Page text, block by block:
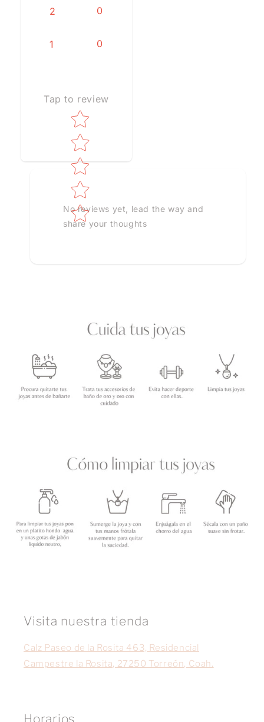
2 0
1 0
Tap to review
Star rating
No reviews yet, lead the way and
share your thoughts
Visita nuestra tienda
Calz Paseo de la Rosita 463, Residencial
Campestre la Rosita, 27250 Torreón, Coah.
Horarios